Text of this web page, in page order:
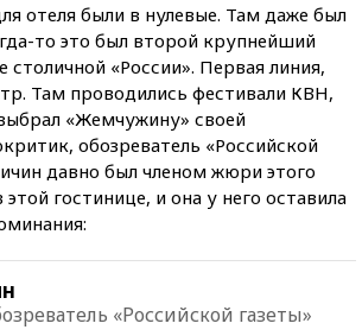
отеля были в нулевые. Там даже был
то это был второй крупнейший
столичной «России». Первая линия,
Там проводились фестивали КВН,
«Жемчужину» своей
обозреватель «Российской
давно был членом жюри этого
гостинице, и она у него оставила
«Российской газеты»